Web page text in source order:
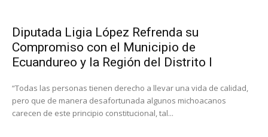
Diputada Ligia López Refrenda su
Compromiso con el Municipio de
Ecuandureo y la Región del Distrito I
“Todas las personas tienen derecho a llevar una vida de calidad,
pero que de manera desafortunada algunos michoacanos
carecen de este principio constitucional, tal...